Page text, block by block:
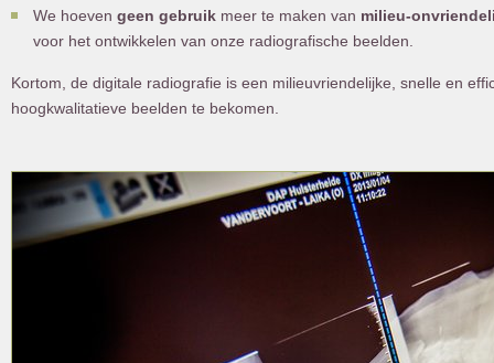
We hoeven geen gebruik meer te maken van milieu-
voor het ontwikkelen van onze radiografische beelden.
Kortom, de digitale radiografie is een milieuvriendelijke, snelle en
hoogkwalitatieve beelden te bekomen.